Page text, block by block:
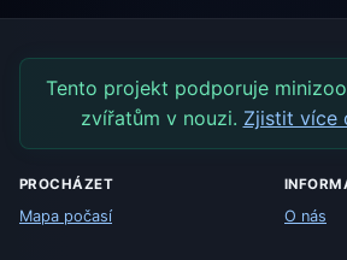
Tento projekt podporuje
zvířatům v nouzi. Zjistit více
PROCHÁZET
Mapa počasí O nás